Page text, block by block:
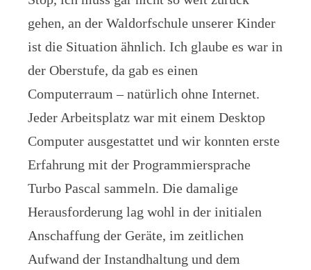
gehen, an der Waldorfschule unserer Kinder
ist die Situation ähnlich. Ich glaube es war in
der Oberstufe, da gab es einen
Computerraum – natürlich ohne Internet.
Jeder Arbeitsplatz war mit einem Desktop
Computer ausgestattet und wir konnten erste
Erfahrung mit der Programmiersprache
Turbo Pascal sammeln. Die damalige
Herausforderung lag wohl in der initialen
Anschaffung der Geräte, im zeitlichen
Aufwand der Instandhaltung und dem